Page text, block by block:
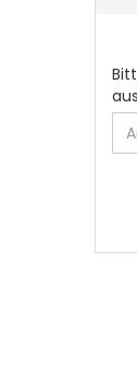
SIE
DIE